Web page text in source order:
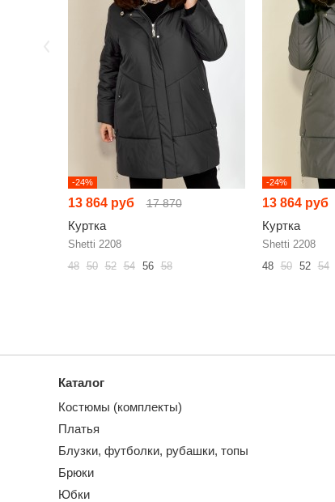
-24%
13 864 руб 17 870
Куртка
Shetti 2208
48 50 52 54 56 58
-24%
13 864 руб
Куртка
Shetti 2208
48 50 52 54
Каталог
Костюмы (комплекты)
Платья
Блузки, футболки, рубашки, топы
Брюки
Юбки